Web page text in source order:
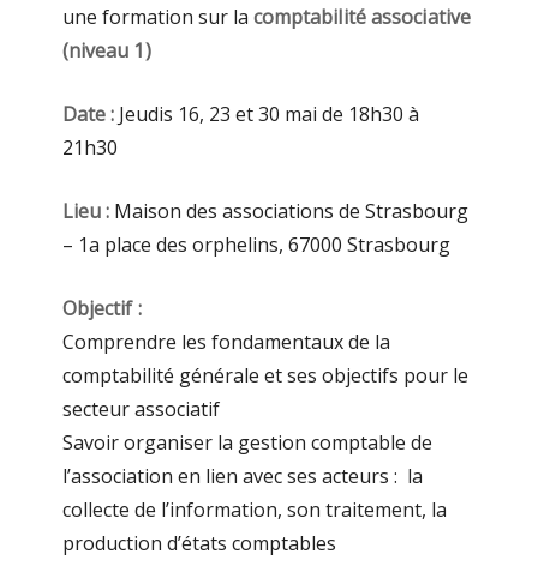
une formation sur la comptabilité associative
(niveau 1)
Date : Jeudis 16, 23 et 30 mai de 18h30 à
21h30
Lieu : Maison des associations de Strasbourg
– 1a place des orphelins, 67000 Strasbourg
Objectif :
Comprendre les fondamentaux de la
comptabilité générale et ses objectifs pour le
secteur associatif
Savoir organiser la gestion comptable de
l’association en lien avec ses acteurs : la
collecte de l’information, son traitement, la
production d’états comptables